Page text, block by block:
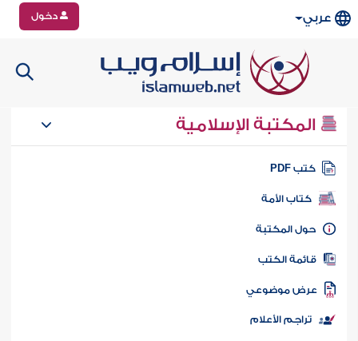
عربي دخول
المكتبة الإسلامية
كتب PDF
كتاب الأمة
المكتبة
الكتب
موضوعي